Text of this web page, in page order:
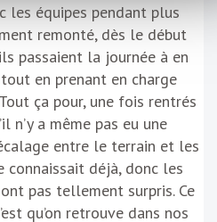
les équipes pendant plus
remonté, dès le début
passaient la journée à en
en prenant en charge
ça pour, une fois rentrés
n’y a même pas eu une
entre le terrain et les
connaissait déjà, donc les
pas tellement surpris. Ce
qu’on retrouve dans nos